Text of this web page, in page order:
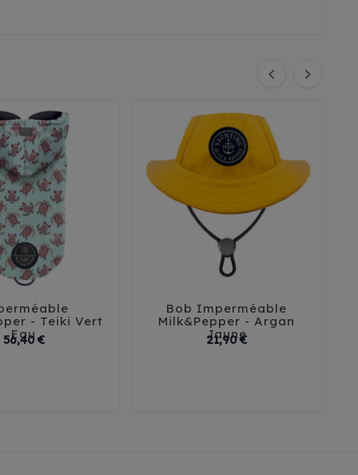
 
 
- Teiki Vert
Eau
56,40 €Prix
  
Bob Imperméable
Milk&Pepper - Argan
Jaune
21,90 €Prix